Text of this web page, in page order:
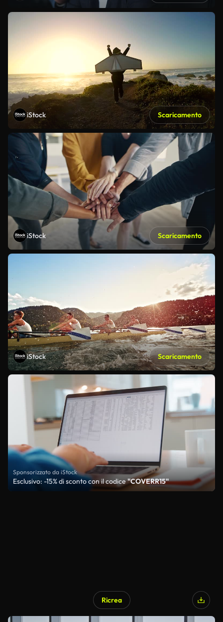
iStock Scaricamento
iStock Scaricamento
iStock Scaricamento
Sponsorizzato da iStock
Esclusivo: -15% di sconto con il codice"COVERR15"
Ricrea